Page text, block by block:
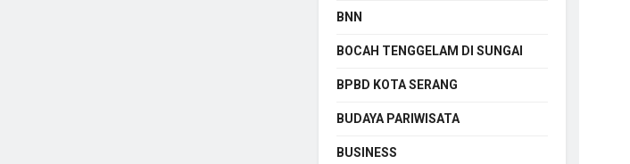
BNN
BOCAH TENGGELAM DI SUNGAI
BPBD KOTA SERANG
BUDAYA PARIWISATA
BUSINESS